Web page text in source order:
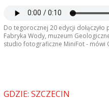
Do tegorocznej 20 edycji
Fabryka Wody, muzeum
studio fotograficzne MiniFot - mówi
GDZIE: SZCZECIN